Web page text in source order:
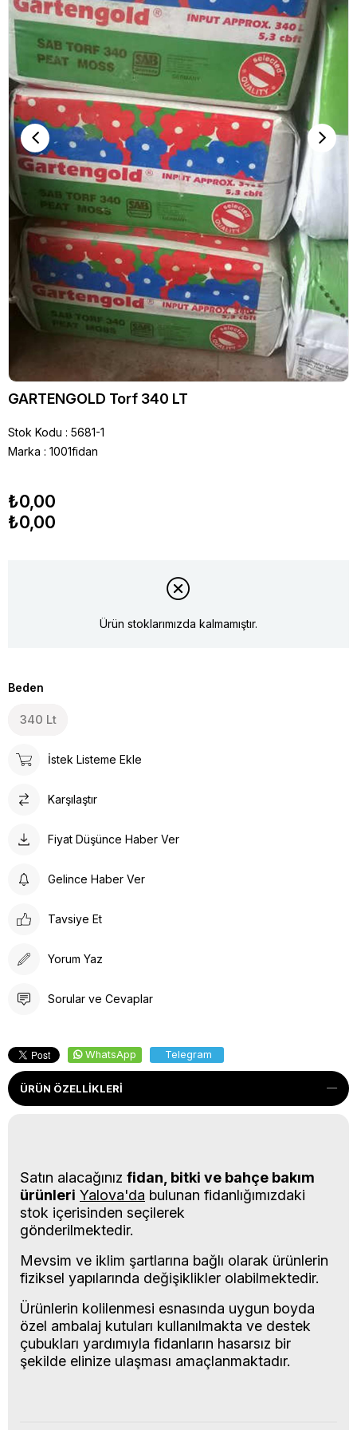
GARTENGOLD Torf 340 LT
Stok Kodu
5681-1
Marka : 1001fidan
₺0,00
₺0,00
Ürün stoklarımızda kalmamıştır.
Beden
340 Lt
İstek Listeme Ekle
Karşılaştır
Fiyat Düşünce Haber Ver
Gelince Haber Ver
Tavsiye Et
Yorum Yaz
Sorular ve Cevaplar
WhatsApp Telegram
ÜRÜN ÖZELLIKLERI
Satın alacağınız fidan, bitki ve bahçe bakım
ürünleri Yalova'da bulunan fidanlığımızdaki
stok içerisinden seçilerek
gönderilmektedir.
Mevsim ve iklim şartlarına bağlı olarak ürünlerin
fiziksel yapılarında değişiklikler olabilmektedir.
Ürünlerin kolilenmesi esnasında uygun boyda
özel ambalaj kutuları kullanılmakta ve destek
çubukları yardımıyla fidanların hasarsız bir
şekilde elinize ulaşması amaçlanmaktadır.